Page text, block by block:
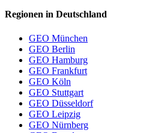
Regionen in Deutschland
GEO München
GEO Berlin
GEO Hamburg
GEO Frankfurt
GEO Köln
GEO Stuttgart
GEO Düsseldorf
GEO Leipzig
GEO Nürnberg